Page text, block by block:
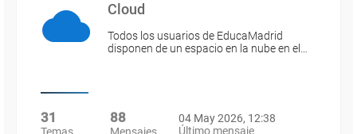
Cloud
Todos los usuarios de EducaMadrid
disponen de un espacio en la nube en el…
31 88
04 May 2026, 12:38
Último mensaje